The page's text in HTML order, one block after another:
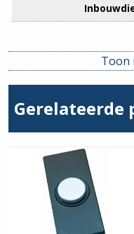
Toon
Gerelateerde